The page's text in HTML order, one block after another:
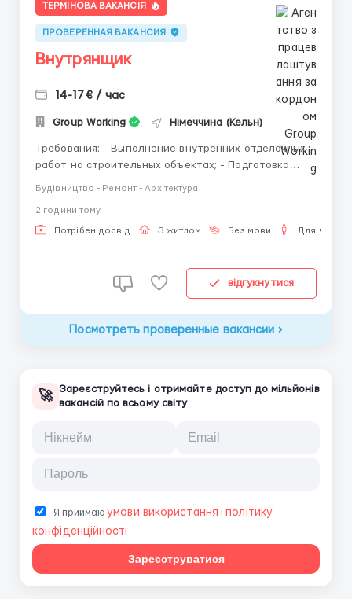
ТЕРМІНОВА ВАКАНСІЯ
ПРОВЕРЕННАЯ ВАКАНСИЯ
Внутрянщик
14-17€ / час
Group Working Німеччина (Кельн)
Требования: - Выполнение внутренних отделочных
работ на строительных объектах; - Подготовка
работы; - Монтаж гипсокартонных конструкций
(стены, перегородки, потолки); - Укладка плитки на
Будівництво - Ремонт - Архітектура
2 години тому
Потрібен досвід З житлом Без мови Для
відгукнутися
Посмотреть проверенные вакансии
🚀 Зареєструйтесь і отримайте доступ до мільйонів
вакансій по всьому світу
Я приймаюумови використання і політику
конфіденційності
Зареєструватися